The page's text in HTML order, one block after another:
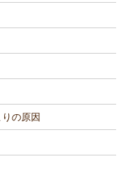
の原因